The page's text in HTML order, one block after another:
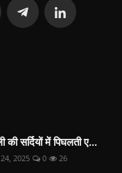
की सर्दियों में पिघलती ए...
2025 0 26